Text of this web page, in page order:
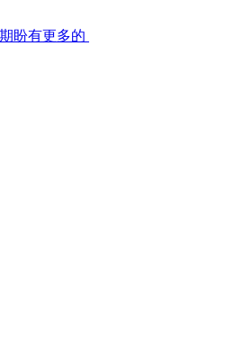
盼有更多的